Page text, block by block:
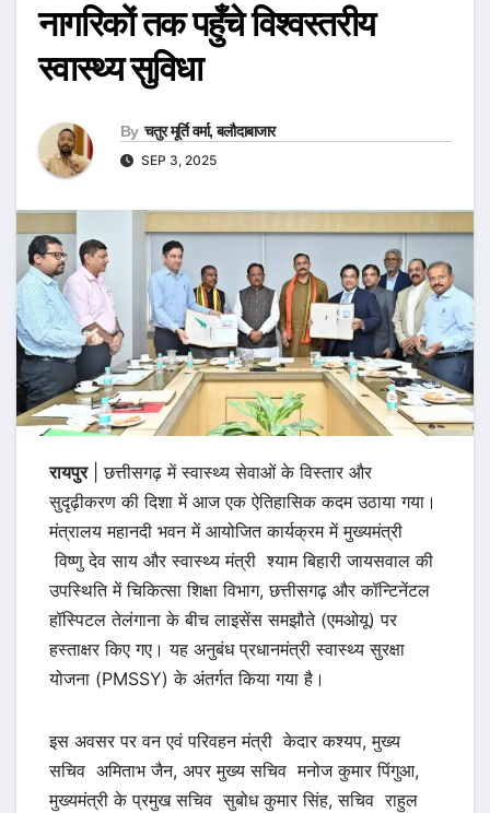
नागरिकों तक पहुँचे विश्वस्तरीय
स्वास्थ्य सुविधा
By चतुर मूर्ति वर्मा, बलौदाबाजार
SEP 3, 2025
रायपुर| छत्तीसगढ़ में स्वास्थ्य सेवाओं के विस्तार और
सुदृढ़ीकरण की दिशा में आज एक ऐतिहासिक कदम उठाया गया।
मंत्रालय महानदी भवन में आयोजित कार्यक्रम में मुख्यमंत्री
विष्णु देव साय और स्वास्थ्य मंत्री श्याम बिहारी जायसवाल की
उपस्थिति में चिकित्सा शिक्षा विभाग, छत्तीसगढ़ और कॉन्टिनेंटल
हॉस्पिटल तेलंगाना के बीच लाइसेंस समझौते (एमओयू) पर
हस्ताक्षर किए गए। यह अनुबंध प्रधानमंत्री स्वास्थ्य सुरक्षा
योजना (PMSSY) के अंतर्गत किया गया है।
इस अवसर पर वन एवं परिवहन मंत्री केदार कश्यप, मुख्य
सचिव अमिताभ जैन, अपर मुख्य सचिव मनोज कुमार पिंगुआ,
मुख्यमंत्री के प्रमुख सचिव सुबोध कुमार सिंह, सचिव राहुल